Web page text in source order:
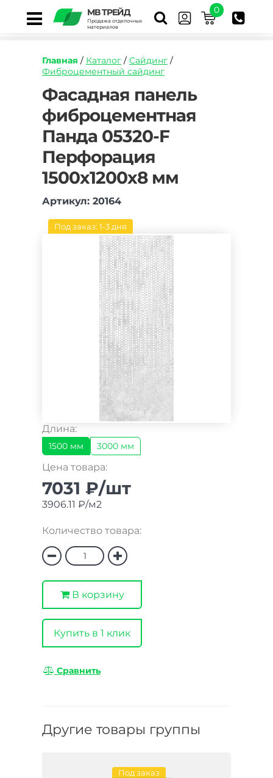
МВ ТРЕЙД
Продажа отделочных
материалов
0
Главная / Каталог / Сайдинг /
Фиброцементный сайдинг
https://mvtrade.ru/images/id/normal/
panel-
fibroczementnaya-
panda-
05320-
f-
perforacziya-
1500kh1200kh8-
mm.jpg
Фасадная панель
фиброцементная
Панда 05320-F
Перфорация
1500х1200х8 мм
Артикул: 20164
Под заказ: 1-3 дня
Длина:
1500 мм 3000 мм
Цена товара:
7031 ₽/шт
3906.11 ₽/м2
Количество товара:
В корзину
Купить в 1 клик
Сравнить
Другие товары группы
Под заказ